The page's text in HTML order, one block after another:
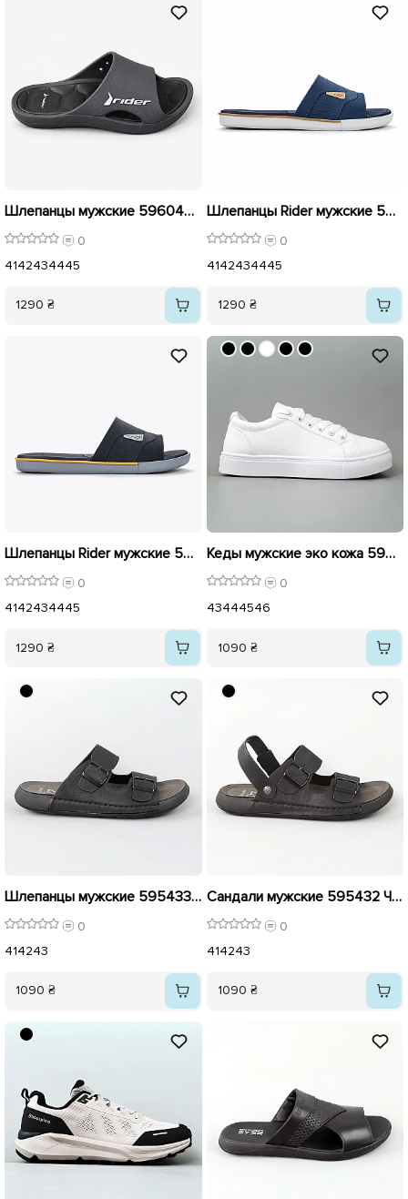
Шлепанцы мужские 596049 Черные
0
4142434445
1290 ₴
Шлепанцы Rider мужские 596044 Синие
0
4142434445
1290 ₴
Шлепанцы Rider мужские 596042 Черные
0
4142434445
1290 ₴
Кеды мужские эко кожа 595765 Белые
0
43444546
1090 ₴
Шлепанцы мужские 595433 Черные
0
414243
1090 ₴
Сандали мужские 595432 Черные
0
414243
1090 ₴